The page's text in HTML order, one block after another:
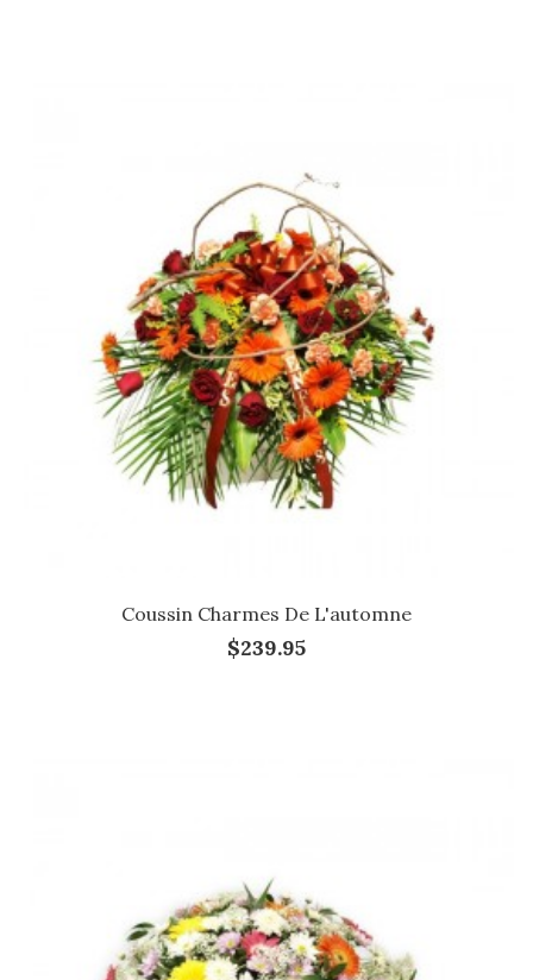
Coussin Charmes De L'automne
$239.95